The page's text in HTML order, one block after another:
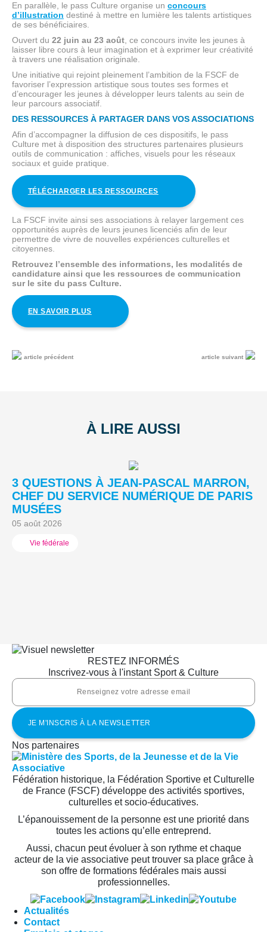
En parallèle, le pass Culture organise un concours
d’illustration destiné à mettre en lumière les talents artistiques
de ses bénéficiaires.
Ouvert du 22 juin au 23 août , ce concours invite les jeunes à
laisser libre cours à leur imagination et à exprimer leur créativité
à travers une réalisation originale.
Une initiative qui rejoint pleinement l’ambition de la FSCF de
favoriser l’expression artistique sous toutes ses formes et
d’encourager les jeunes à développer leurs talents au sein de
leur parcours associatif.
DES RESSOURCES À PARTAGER DANS VOS ASSOCIATIONS
Afin d’accompagner la diffusion de ces dispositifs, le pass
Culture met à disposition des structures partenaires plusieurs
outils de communication : affiches, visuels pour les réseaux
sociaux et guide pratique.
TÉLÉCHARGER LES RESSOURCES
La FSCF invite ainsi ses associations à relayer largement ces
opportunités auprès de leurs jeunes licenciés afin de leur
permettre de vivre de nouvelles expériences culturelles et
citoyennes.
Retrouvez l’ensemble des informations, les modalités de
candidature ainsi que les ressources de communication
sur le site du pass Culture.
EN SAVOIR PLUS
article précédent article suivant
À LIRE AUSSI
3 QUESTIONS À JEAN-PASCAL MARRON,
CHEF DU SERVICE NUMÉRIQUE DE PARIS
MUSÉES
05 août 2026
Vie fédérale
RESTEZ INFORMÉS
Inscrivez-vous à l'instant Sport & Culture
Nos partenaires
Fédération historique, la Fédération Sportive et Culturelle
de France (FSCF) développe des activités sportives,
culturelles et socio-éducatives.
L’épanouissement de la personne est une priorité dans
toutes les actions qu’elle entreprend.
Aussi, chacun peut évoluer à son rythme et chaque
acteur de la vie associative peut trouver sa place grâce à
son offre de formations fédérales mais aussi
professionnelles.
Actualités
Contact